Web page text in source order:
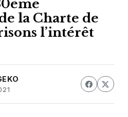
la Charte de
l’intérêt